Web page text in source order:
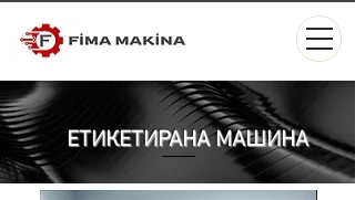
ЕТИКЕТИРАНА МАШИНА